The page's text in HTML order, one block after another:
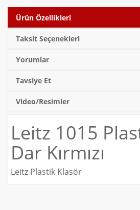
Ürün Özellikleri
Taksit Seçenekleri
Yorumlar
Tavsiye Et
Video/Resimler
Leitz 1015
Dar Kırmızı
Leitz Plastik Klasör